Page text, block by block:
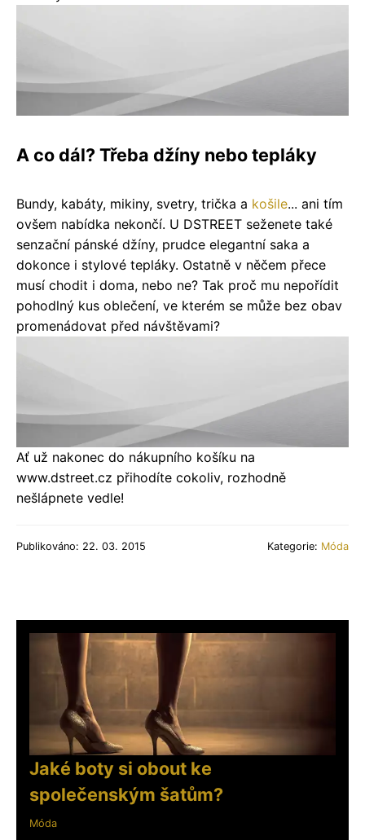
A co dál? Třeba džíny nebo tepláky
Bundy, kabáty, mikiny, svetry, trička a košile... ani tím
ovšem nabídka nekončí. U DSTREET seženete také
senzační pánské džíny, prudce elegantní saka a
dokonce i stylové tepláky. Ostatně v něčem přece
musí chodit i doma, nebo ne? Tak proč mu nepořídit
pohodlný kus oblečení, ve kterém se může bez obav
promenádovat před návštěvami?
Ať už nakonec do nákupního košíku na
www.dstreet.cz přihodíte cokoliv, rozhodně
nešlápnete vedle!
Publikováno: 22. 03. 2015 Kategorie: Móda
Jaké boty si obout ke
společenským šatům?
Móda